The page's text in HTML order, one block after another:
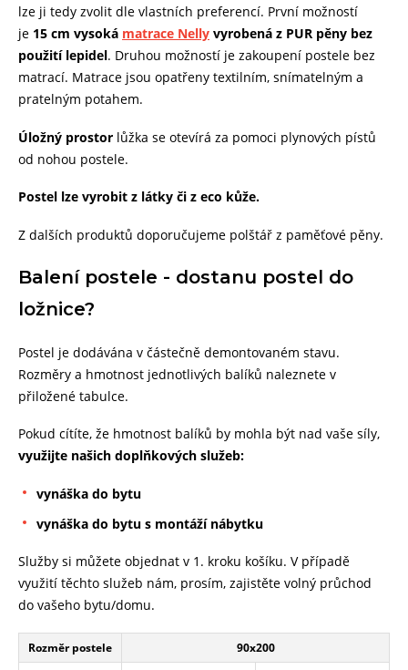
lze ji tedy zvolit dle vlastních preferencí. První možností
je 15 cm vysoká matrace Nelly vyrobená z PUR pěny bez
použití lepidel. Druhou možností je zakoupení postele bez
matrací. Matrace jsou opatřeny textilním, snímatelným a
pratelným potahem.
Úložný prostor lůžka se otevírá za pomoci plynových pístů
od nohou postele.
Postel lze vyrobit z látky či z eco kůže.
Z dalších produktů doporučujeme polštář z paměťové pěny.
Balení postele - dostanu postel do
ložnice?
Postel je dodávána v částečně demontovaném stavu.
Rozměry a hmotnost jednotlivých balíků naleznete v
přiložené tabulce.
Pokud cítíte, že hmotnost balíků by mohla být nad vaše síly,
využijte našich doplňkových služeb:
vynáška do bytu
vynáška do bytu s montáží nábytku
Služby si můžete objednat v 1. kroku košíku. V případě
využití těchto služeb nám, prosím, zajistěte volný průchod
do vašeho bytu/domu.
Rozměr postele 90x200